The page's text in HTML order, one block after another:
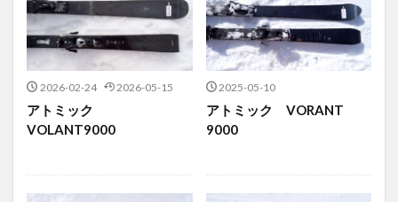
2026-02-24 2026-05-15
アトミック
VOLANT9000
2025-05-10
アトミック VORANT
9000